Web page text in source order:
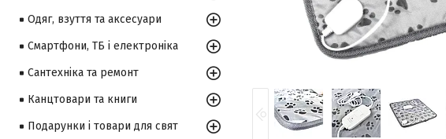
Одяг, взуття та аксесуари
Смартфони, ТБ і електроніка
Сантехніка та ремонт
Канцтовари та книги
Подарунки і товари для свят